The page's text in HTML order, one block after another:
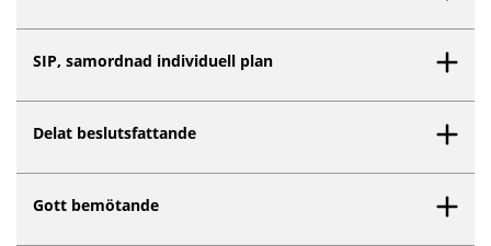
SIP, samordnad individuell plan
Delat beslutsfattande
Gott bemötande